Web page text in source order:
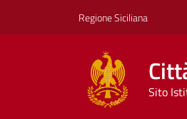
Regione Siciliana
Sito